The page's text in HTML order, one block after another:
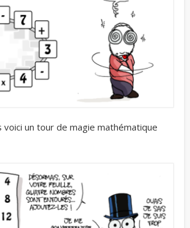
un tour de magie mathématique